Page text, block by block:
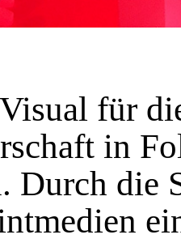
für
in
Durch die